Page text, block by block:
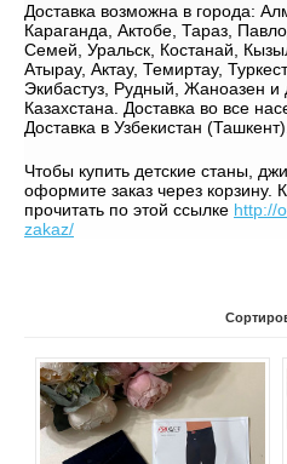
Доставка возможна в города:
Караганда, Актобе, Тараз,
Семей, Уральск, Костанай,
Атырау, Актау, Темиртау,
Экибастуз, Рудный, Жаноазен и
Казахстана. Доставка во все
Доставка в Узбекистан (Ташкент).
Чтобы купить детские станы,
оформите заказ через корзину.
прочитать по этой ссылке http://
zakaz/